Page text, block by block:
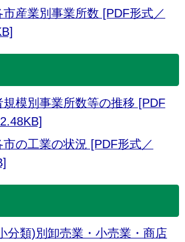
市産業別事業所数 [PDF形式／
規模別事業所数等の推移 [PDF
市の工業の状況 [PDF形式／
分類)別卸売業・小売業・商店